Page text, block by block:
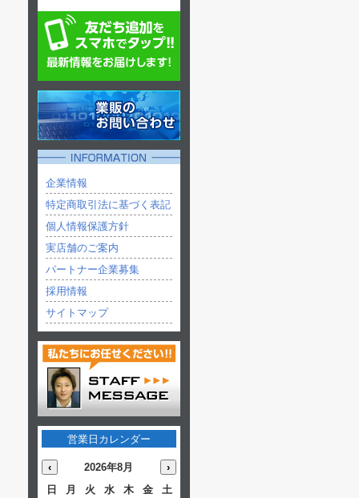
企業情報
特定商取引法に基づく表記
個人情報保護方針
実店舗のご案内
パートナー企業募集
採用情報
サイトマップ
営業日カレンダー
‹ 2026年8月
›
日
月 火 水 木 金
土